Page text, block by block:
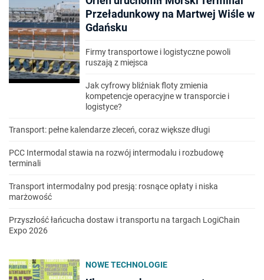
Przeładunkowy na Martwej Wiśle w
Gdańsku
Firmy transportowe i logistyczne powoli
ruszają z miejsca
Jak cyfrowy bliźniak floty zmienia
kompetencje operacyjne w transporcie i
logistyce?
Transport: pełne kalendarze zleceń, coraz większe długi
PCC Intermodal stawia na rozwój intermodalu i rozbudowę
terminali
Transport intermodalny pod presją: rosnące opłaty i niska
marżowość
Przyszłość łańcucha dostaw i transportu na targach LogiChain
Expo 2026
NOWE TECHNOLOGIE